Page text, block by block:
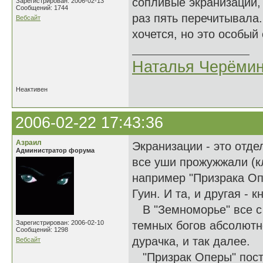
Сообщений: 1744
Вебсайт
раз пять
хочется, но это особый
Наталья
Неактивен
2006-02-22 17:43:36
Азраил
Администратор форума
Зарегистрирован: 2006-02-10
Сообщений: 1298
Вебсайт
Экранизации - это
все уши прожужжали
например "Призрака
Гуин. И та, и другая -
В "Земноморье" все с
темных богов
дурачка, и так далее.
"Призрак Оперы"